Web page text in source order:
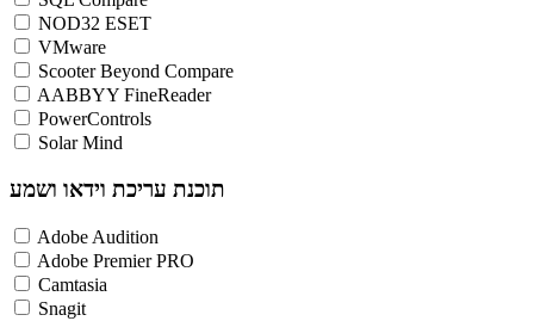
NOD32 ESET
VMware
Scooter Beyond Compare
AABBYY FineReader
PowerControls
Solar Mind
תוכנת עריכת וידאו ושמע
Adobe Audition
Adobe Premier PRO
Camtasia
Snagit